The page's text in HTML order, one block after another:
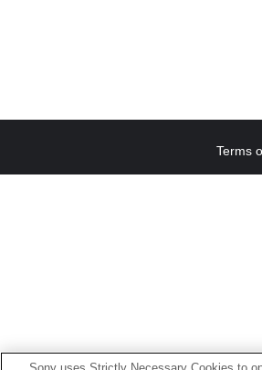
Terms